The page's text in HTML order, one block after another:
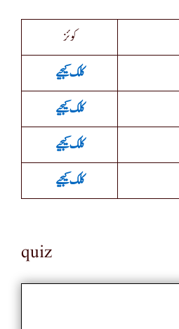
کوئز
کلک کیجیے
کلک کیجیے
کلک کیجیے
کلک کیجیے
quiz